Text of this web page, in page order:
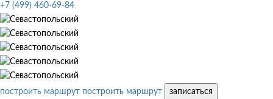
+7 (499) 460-69-84
построить маршрут построить маршрут
записаться